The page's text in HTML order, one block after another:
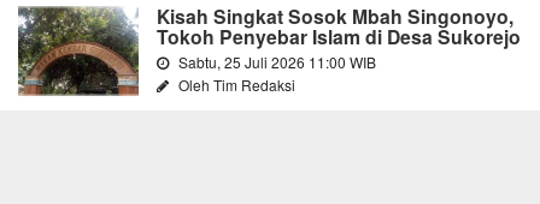
Kisah Singkat Sosok Mbah Singonoyo,
Tokoh Penyebar Islam di Desa Sukorejo
Sabtu, 25 Juli 2026 11:00 WIB
Oleh Tim Redaksi